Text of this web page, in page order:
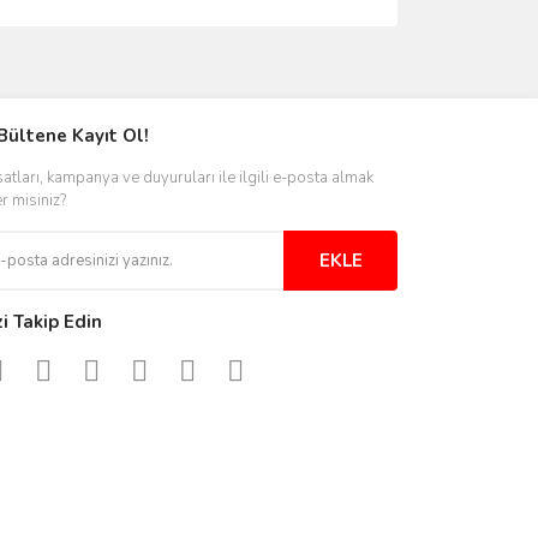
Kayıt Ol!
kampanya ve duyuruları ile ilgili e-posta almak
misiniz?
EKLE
Takip Edin